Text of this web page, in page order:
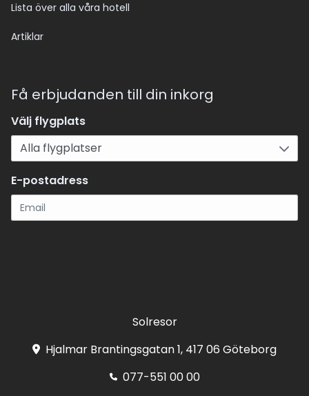
Lista över alla våra hotell
Artiklar
Få erbjudanden till din inkorg
Välj flygplats
E-postadress
Solresor
Hjalmar Brantingsgatan 1, 417 06 Göteborg
077-551 00 00